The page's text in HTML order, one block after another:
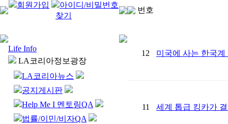
회원가입
아이디/비밀번호
찾기
Life Info
LA코리아정보광장
LA코리아뉴스
공지게시판
Help Me I 멘토링QA
법률/이민/비자QA
번호
12 미국에 사는 한국
11 세계 톱급 킹카가